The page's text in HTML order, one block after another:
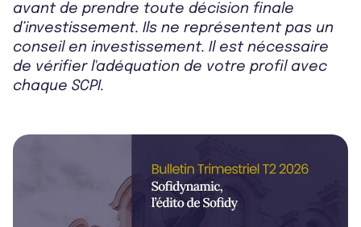
avant de prendre toute décision finale
d’investissement. Ils ne représentent pas un
conseil en investissement. Il est nécessaire
de vérifier l'adéquation de votre profil avec
chaque SCPI.